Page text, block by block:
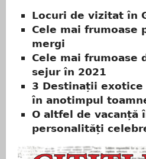
Locuri de vizitat în
Cele mai frumoase
mergi
Cele mai frumoase
sejur în 2021
3 Destinații
în anotimpul
O altfel de vacanță
personalități